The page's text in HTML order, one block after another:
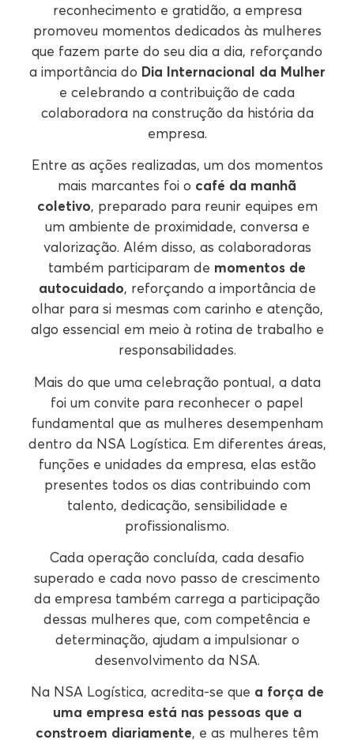
reconhecimento e gratidão, a empresa
promoveu momentos dedicados às mulheres
que fazem parte do seu dia a dia, reforçando
a importância do Dia Internacional da Mulher
e celebrando a contribuição de cada
colaboradora na construção da história da
empresa.
Entre as ações realizadas, um dos momentos
mais marcantes foi o café da manhã
coletivo, preparado para reunir equipes em
um ambiente de proximidade, conversa e
valorização. Além disso, as colaboradoras
também participaram de momentos de
autocuidado, reforçando a importância de
olhar para si mesmas com carinho e atenção,
algo essencial em meio à rotina de trabalho e
responsabilidades.
Mais do que uma celebração pontual, a data
foi um convite para reconhecer o papel
fundamental que as mulheres desempenham
dentro da NSA Logística. Em diferentes áreas,
funções e unidades da empresa, elas estão
presentes todos os dias contribuindo com
talento, dedicação, sensibilidade e
profissionalismo.
Cada operação concluída, cada desafio
superado e cada novo passo de crescimento
da empresa também carrega a participação
dessas mulheres que, com competência e
determinação, ajudam a impulsionar o
desenvolvimento da NSA.
Na NSA Logística, acredita-se que a força de
uma empresa está nas pessoas que a
constroem diariamente, e as mulheres têm